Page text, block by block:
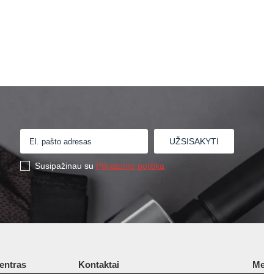
Susipažinau su Privatumo politika
Kontaktai